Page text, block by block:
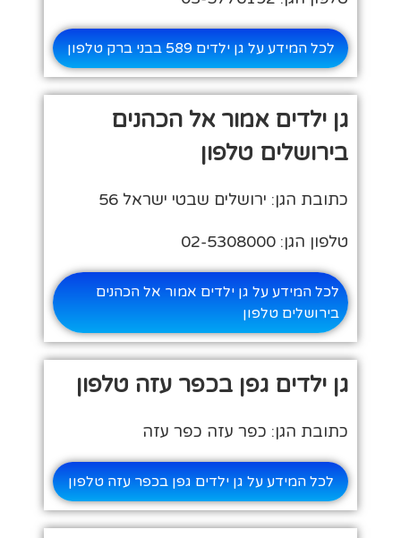
לכל המידע על גן ילדים 589 בבני ברק טלפון
גן ילדים אמור אל הכהנים
בירושלים טלפון
כתובת הגן: ירושלים שבטי ישראל 56
טלפון הגן: 02-5308000
לכל המידע על גן ילדים אמור אל הכהנים
בירושלים טלפון
גן ילדים גפן בכפר עזה טלפון
כתובת הגן: כפר עזה כפר עזה
לכל המידע על גן ילדים גפן בכפר עזה טלפון